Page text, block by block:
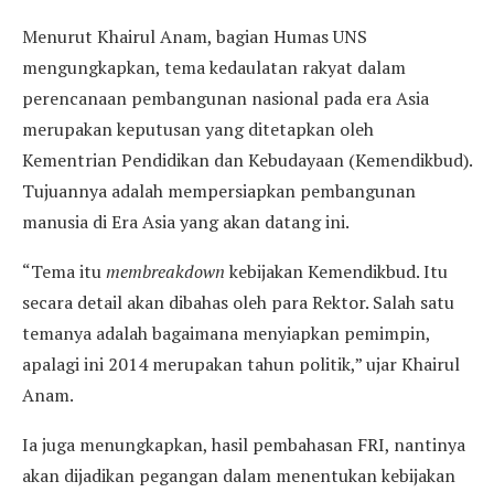
Menurut Khairul Anam, bagian Humas UNS
mengungkapkan, tema kedaulatan rakyat dalam
perencanaan pembangunan nasional pada era Asia
merupakan keputusan yang ditetapkan oleh
Kementrian Pendidikan dan Kebudayaan (Kemendikbud).
Tujuannya adalah mempersiapkan pembangunan
manusia di Era Asia yang akan datang ini.
“Tema itumembreakdown kebijakan Kemendikbud. Itu
secara detail akan dibahas oleh para Rektor. Salah satu
temanya adalah bagaimana menyiapkan pemimpin,
apalagi ini 2014 merupakan tahun politik,” ujar Khairul
Anam.
Ia juga menungkapkan, hasil pembahasan FRI, nantinya
akan dijadikan pegangan dalam menentukan kebijakan